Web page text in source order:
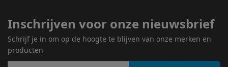
Inschrijven voor onze nieuwsbrief
Schrijf je in om op de hoogte te blijven van onze merken en
producten